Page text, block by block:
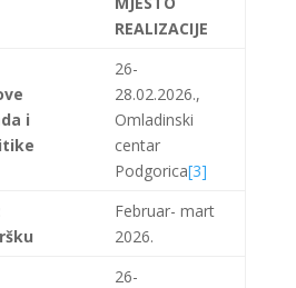
REALIZACIJE
i
26-
28.02.2026.,
Omladinski
centar
Podgorica[3]
Februar- mart
2026.
26-